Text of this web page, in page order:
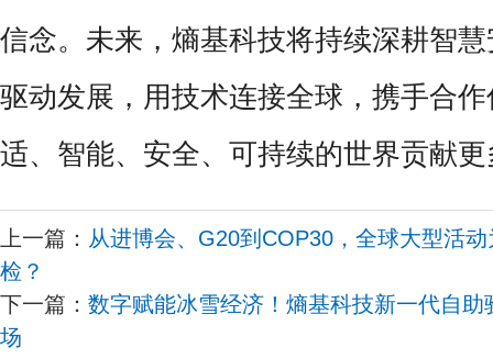
信念。未来，熵基科技将持续深耕智
驱动发展，用技术连接全球，携手合
适、智能、安全、可持续的世界贡献
上一篇： 从进博会、G20到COP30，全球大型活
检？​
下一篇： 数字赋能冰雪经济！熵基科技新一代自
场​